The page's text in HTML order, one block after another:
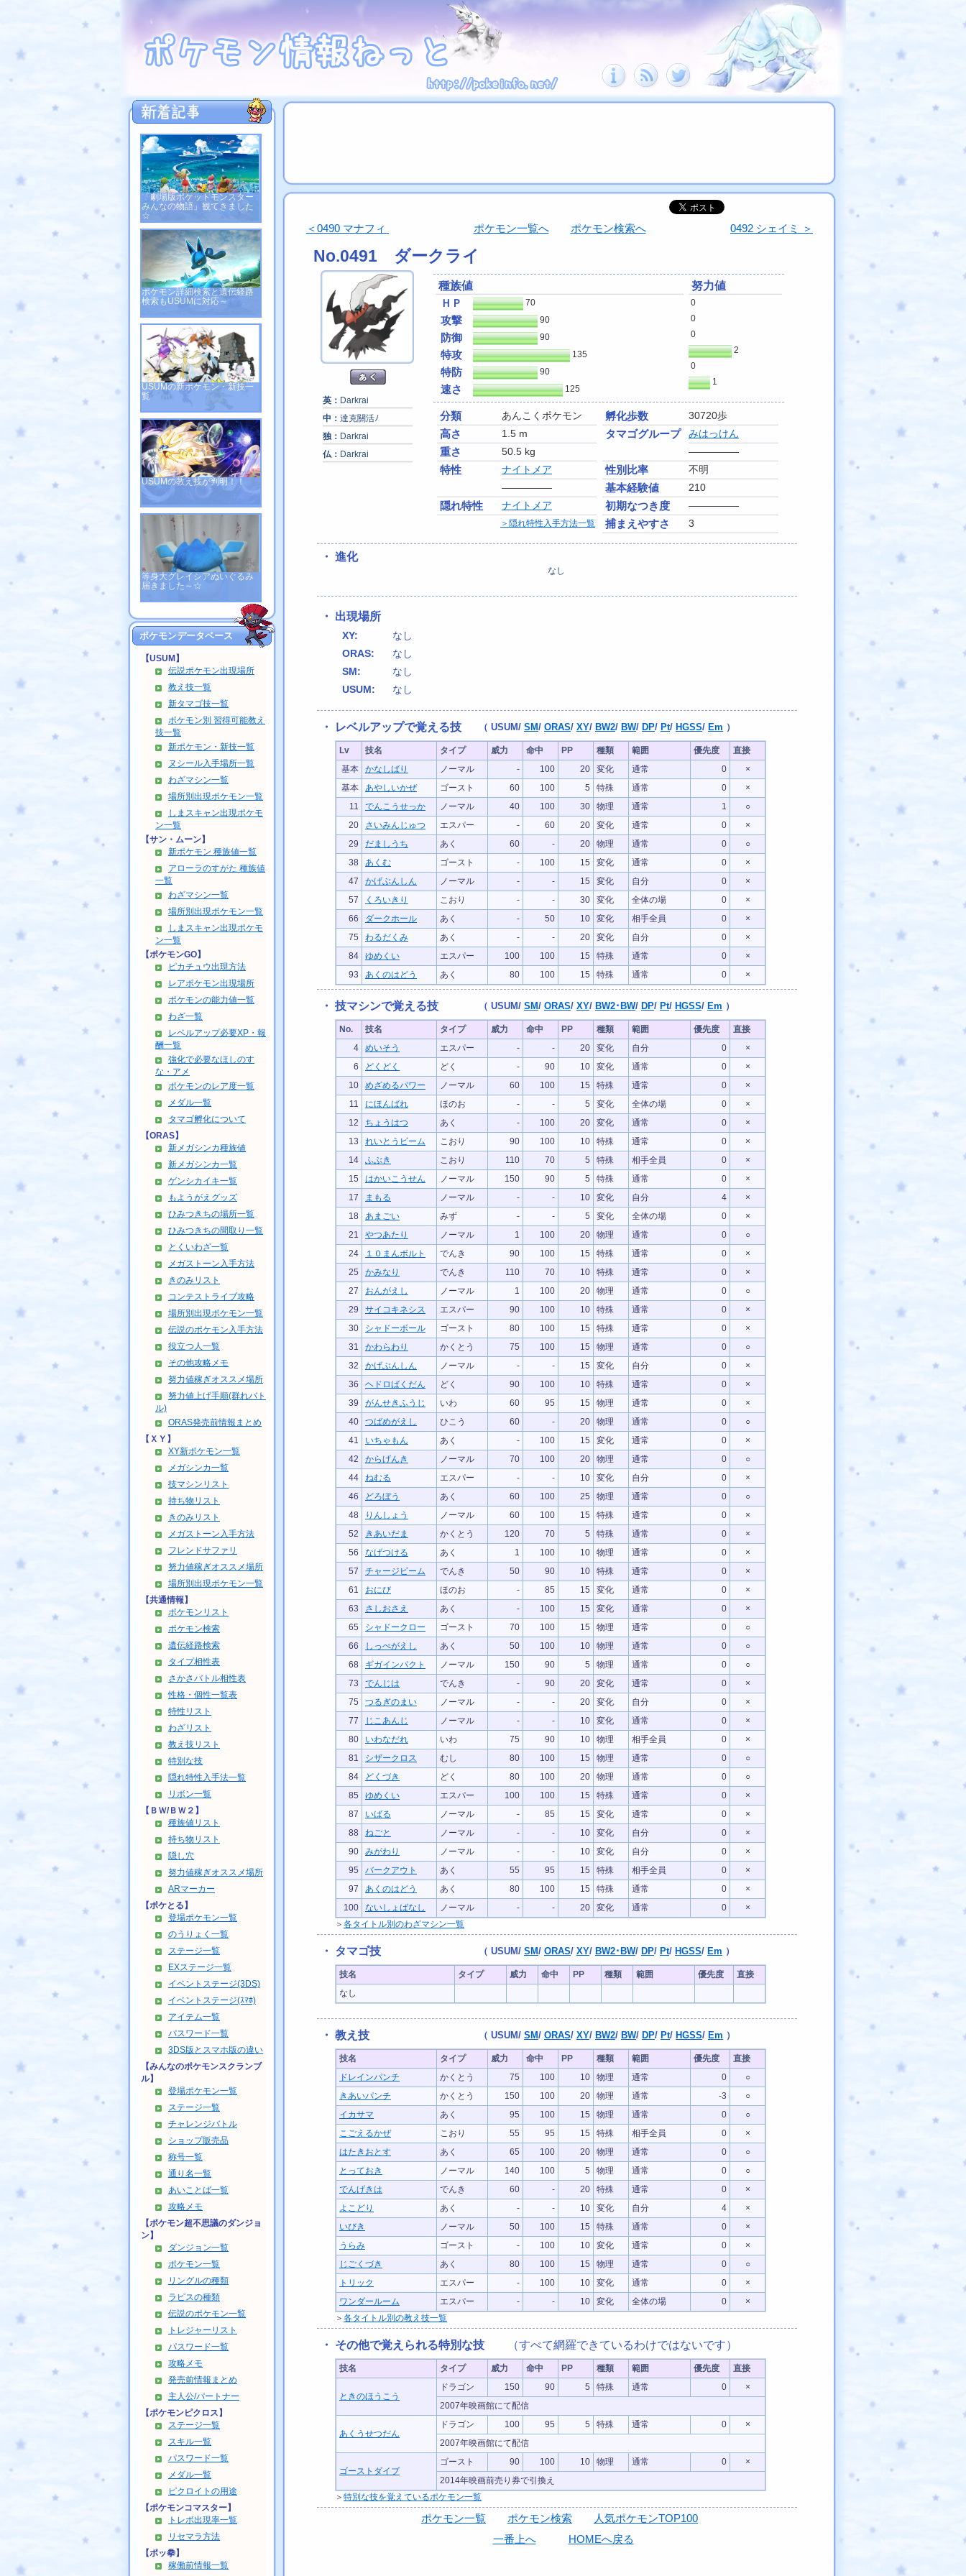
「劇場版ポケットモンスター
みんなの物語」観てきました
☆
ポケモン詳細検索と遺伝経路
検索もUSUMに対応～
USUMの新ポケモン・新技一
覧
USUMの教え技が判明！！
等身大グレイシアぬいぐるみ
届きました～☆
ポケモンデータベース
【USUM】
伝説ポケモン出現場所
教え技一覧
新タマゴ技一覧
ポケモン別 習得可能教え
技一覧
新ポケモン・新技一覧
ヌシール入手場所一覧
わざマシン一覧
場所別出現ポケモン一覧
しまスキャン出現ポケモ
ン一覧
【サン・ムーン】
新ポケモン 種族値一覧
アローラのすがた 種族値
一覧
わざマシン一覧
場所別出現ポケモン一覧
しまスキャン出現ポケモ
ン一覧
【ポケモンGO】
ピカチュウ出現方法
レアポケモン出現場所
ポケモンの能力値一覧
わざ一覧
レベルアップ必要XP・報
酬一覧
強化で必要なほしのす
な・アメ
ポケモンのレア度一覧
メダル一覧
タマゴ孵化について
【ORAS】
新メガシンカ種族値
新メガシンカ一覧
ゲンシカイキ一覧
もようがえグッズ
ひみつきちの場所一覧
ひみつきちの間取り一覧
とくいわざ一覧
メガストーン入手方法
きのみリスト
コンテストライブ攻略
場所別出現ポケモン一覧
伝説のポケモン入手方法
役立つ人一覧
その他攻略メモ
努力値稼ぎオススメ場所
努力値上げ手順(群れバト
ル)
ORAS発売前情報まとめ
【ＸＹ】
XY新ポケモン一覧
メガシンカ一覧
技マシンリスト
持ち物リスト
きのみリスト
メガストーン入手方法
フレンドサファリ
努力値稼ぎオススメ場所
場所別出現ポケモン一覧
【共通情報】
ポケモンリスト
ポケモン検索
遺伝経路検索
タイプ相性表
さかさバトル相性表
性格・個性一覧表
特性リスト
わざリスト
教え技リスト
特別な技
隠れ特性入手法一覧
リボン一覧
【ＢＷ/ＢＷ２】
種族値リスト
持ち物リスト
隠し穴
努力値稼ぎオススメ場所
ARマーカー
【ポケとる】
登場ポケモン一覧
のうりょく一覧
ステージ一覧
EXステージ一覧
イベントステージ(3DS)
イベントステージ(ｽﾏﾎ)
アイテム一覧
パスワード一覧
3DS版とスマホ版の違い
【みんなのポケモンスクランブ
ル】
登場ポケモン一覧
ステージ一覧
チャレンジバトル
ショップ販売品
称号一覧
通り名一覧
あいことば一覧
攻略メモ
【ポケモン超不思議のダンジョ
ン】
ダンジョン一覧
ポケモン一覧
リングルの種類
ラピスの種類
伝説のポケモン一覧
トレジャーリスト
パスワード一覧
攻略メモ
発売前情報まとめ
主人公/パートナー
【ポケモンピクロス】
ステージ一覧
スキル一覧
パスワード一覧
メダル一覧
ピクロイトの用途
【ポケモンコマスター】
トレボ出現率一覧
リセマラ方法
【ポッ拳】
稼働前情報一覧
＜0490 マナフィ ポケモン一覧へ ポケモン検索へ 0492 シェイミ ＞
No.0491 ダークライ
英： Darkrai
中： 達克關活ﾉ
独： Darkrai
仏： Darkrai
種族値
ＨＰ
70
攻撃 90
防御 90
特攻 135
特防 90
速さ 125
努力値
0
0
0
2
0
1
分類 あんこくポケモン
高さ 1.5 m
重さ 50.5 kg
特性
ナイトメア
―――――
隠れ特性 ナイトメア
＞隠れ特性入手方法一覧
孵化歩数 30720歩
タマゴグループ
みはっけん
―――――
性別比率 不明
基本経験値 210
初期なつき度 ―――――
捕まえやすさ 3
・ 進化
なし
・ 出現場所
XY:
なし
ORAS:
なし
SM:
なし
USUM:
なし
・ レベルアップで覚える技 （ USUM/ SM/ ORAS/ XY/ BW2/ BW/ DP/ Pt/ HGSS/ Em ）
Lv 技名 タイプ 威力 命中 PP 種類 範囲 優先度
直接
基本
かなしばり ノーマル - 100 20 変化 通常 0
×
基本
あやしいかぜ ゴースト 60 100 5 特殊 通常 0
×
11
でんこうせっか ノーマル 40 100 30 物理 通常 1
○
20
さいみんじゅつ エスパー - 60 20 変化 通常 0
×
29
だましうち あく 60 - 20 物理 通常 0
○
38
あくむ ゴースト - 100 15 変化 通常 0
×
47
かげぶんしん ノーマル - - 15 変化 自分 0
×
57
くろいきり こおり - - 30 変化 全体の場 0
×
66
ダークホール あく - 50 10 変化 相手全員 0
×
75
わるだくみ あく - - 20 変化 自分 0
×
84
ゆめくい エスパー 100 100 15 特殊 通常 0
×
93
あくのはどう あく 80 100 15 特殊 通常 0 ×
・ 技マシンで覚える技 （ USUM/ SM/ ORAS/ XY/ BW2･BW/ DP/ Pt/ HGSS/ Em ）
No. 技名 タイプ 威力 命中 PP 種類 範囲 優先度
直接
4
めいそう エスパー - - 20 変化 自分 0
×
6
どくどく どく - 90 10 変化 通常 0
×
10
めざめるパワー ノーマル 60 100 15 特殊 通常 0
×
11
にほんばれ ほのお - - 5 変化 全体の場 0
×
12
ちょうはつ あく - 100 20 変化 通常 0
×
13
れいとうビーム こおり 90 100 10 特殊 通常 0
×
14
ふぶき こおり 110 70 5 特殊 相手全員 0
×
15
はかいこうせん ノーマル 150 90 5 特殊 通常 0
×
17
まもる ノーマル - - 10 変化 自分 4
×
18
あまごい みず - - 5 変化 全体の場 0
×
21
やつあたり ノーマル 1 100 20 物理 通常 0
○
24
１０まんボルト でんき 90 100 15 特殊 通常 0
×
25
かみなり でんき 110 70 10 特殊 通常 0
×
27
おんがえし ノーマル 1 100 20 物理 通常 0
○
29
サイコキネシス エスパー 90 100 10 特殊 通常 0
×
30
シャドーボール ゴースト 80 100 15 特殊 通常 0
×
31
かわらわり かくとう 75 100 15 物理 通常 0
○
32
かげぶんしん ノーマル - - 15 変化 自分 0
×
36
ヘドロばくだん どく 90 100 10 特殊 通常 0
×
39
がんせきふうじ いわ 60 95 15 物理 通常 0
×
40
つばめがえし ひこう 60 - 20 物理 通常 0
○
41
いちゃもん あく - 100 15 変化 通常 0
×
42
からげんき ノーマル 70 100 20 物理 通常 0
○
44
ねむる エスパー - - 10 変化 自分 0
×
46
どろぼう あく 60 100 25 物理 通常 0
○
48
りんしょう ノーマル 60 100 15 特殊 通常 0
×
52
きあいだま かくとう 120 70 5 特殊 通常 0
×
56
なげつける あく 1 100 10 物理 通常 0
×
57
チャージビーム でんき 50 90 10 特殊 通常 0
×
61
おにび ほのお - 85 15 変化 通常 0
×
63
さしおさえ あく - 100 15 変化 通常 0
×
65
シャドークロー ゴースト 70 100 15 物理 通常 0
○
66
しっぺがえし あく 50 100 10 物理 通常 0
○
68
ギガインパクト ノーマル 150 90 5 物理 通常 0
○
73
でんじは でんき - 90 20 変化 通常 0
×
75
つるぎのまい ノーマル - - 20 変化 自分 0
×
77
じこあんじ ノーマル - - 10 変化 通常 0
×
80
いわなだれ いわ 75 90 10 物理 相手全員 0
×
81
シザークロス むし 80 100 15 物理 通常 0
○
84
どくづき どく 80 100 20 物理 通常 0
○
85
ゆめくい エスパー 100 100 15 特殊 通常 0
×
87
いばる ノーマル - 85 15 変化 通常 0
×
88
ねごと ノーマル - - 10 変化 自分 0
×
90
みがわり ノーマル - - 10 変化 自分 0
×
95
バークアウト あく 55 95 15 特殊 相手全員 0
×
97
あくのはどう あく 80 100 15 特殊 通常 0
×
100
ないしょばなし ノーマル - - 20 変化 通常 0
×
＞ 各タイトル別のわざマシン一覧
・ タマゴ技 （ USUM/ SM/ ORAS/ XY/ BW2･BW/ DP/ Pt/ HGSS/ Em ）
技名 タイプ 威力 命中 PP 種類 範囲 優先度
直接
なし
・ 教え技 （ USUM/ SM/ ORAS/ XY/ BW2/ BW/ DP/ Pt/ HGSS/ Em ）
技名 タイプ 威力 命中 PP 種類 範囲 優先度
直接
ドレインパンチ
かくとう 75 100 10 物理 通常 0
○
きあいパンチ
かくとう 150 100 20 物理 通常 -3
○
イカサマ
あく 95 100 15 物理 通常 0
○
こごえるかぜ
こおり 55 95 15 特殊 相手全員 0
×
はたきおとす
あく 65 100 20 物理 通常 0
○
とっておき
ノーマル 140 100 5 物理 通常 0
○
でんげきは
でんき 60 - 20 特殊 通常 0
×
よこどり
あく - - 10 変化 自分 4
×
いびき
ノーマル 50 100 15 特殊 通常 0
×
うらみ
ゴースト - 100 10 変化 通常 0
×
じごくづき
あく 80 100 15 物理 通常 0
○
トリック
エスパー - 100 10 変化 通常 0
×
ワンダールーム
エスパー - - 10 変化 全体の場 0
×
＞ 各タイトル別の教え技一覧
・ その他で覚えられる特別な技 （すべて網羅できているわけではないです）
技名 タイプ 威力 命中 PP 種類 範囲 優先度 直接
ときのほうこう
ドラゴン 150 90 5 特殊 通常 0
×
2007年映画館にて配信
あくうせつだん
ドラゴン 100 95 5 特殊 通常 0
×
2007年映画館にて配信
ゴーストダイブ
ゴースト 90 100 10 物理 通常 0
×
2014年映画前売り券で引換え
＞ 特別な技を覚えているポケモン一覧
ポケモン一覧 ポケモン検索
人気ポケモンTOP100
一番上へ
HOMEへ戻る